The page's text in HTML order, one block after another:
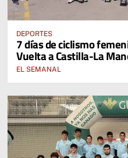
DEPORTES
7 días de ciclismo
Vuelta a Castilla-La
EL SEMANAL